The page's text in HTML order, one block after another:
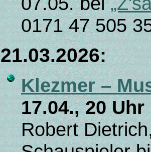
0171 47 505
21.03.2026:
Klezmer –
17.04., 20
Robert